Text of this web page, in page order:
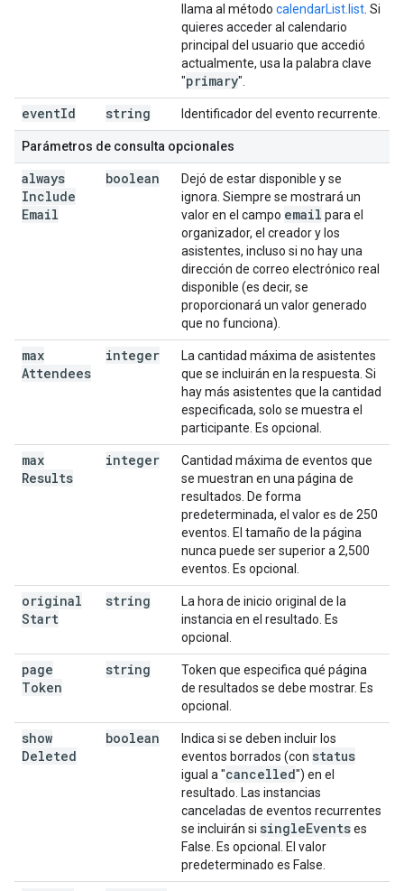
llama al método calendarList.list . Si
quieres acceder al calendario
principal del usuario que accedió
actualmente, usa la palabra clave
"primary".
eventId string Identificador del evento recurrente.
Parámetros de consulta opcionales
always
Include
Email
boolean
Dejó de estar disponible y se
ignora. Siempre se mostrará un
valor en el campo email para el
organizador, el creador y los
asistentes, incluso si no hay una
dirección de correo electrónico real
disponible (es decir, se
proporcionará un valor generado
que no funciona).
max
Attendees
integer
La cantidad máxima de asistentes
que se incluirán en la respuesta. Si
hay más asistentes que la cantidad
especificada, solo se muestra el
participante. Es opcional.
max
Results
integer
Cantidad máxima de eventos que
se muestran en una página de
resultados. De forma
predeterminada, el valor es de 250
eventos. El tamaño de la página
nunca puede ser superior a 2,500
eventos. Es opcional.
original
Start
string
La hora de inicio original de la
instancia en el resultado. Es
opcional.
page
Token
string
Token que especifica qué página
de resultados se debe mostrar. Es
opcional.
show
Deleted
boolean
Indica si se deben incluir los
eventos borrados (con status
igual a "cancelled") en el
resultado. Las instancias
canceladas de eventos recurrentes
se incluirán si singleEventses
False. Es opcional. El valor
predeterminado es False.